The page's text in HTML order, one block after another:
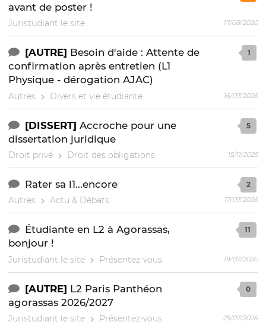
avant de poster !
Juristudiant le site 17/08/2020
[AUTRE] Besoin d'aide : Attente de
confirmation après entretien (L1
Physique - dérogation AJAC)
Autres Divers et vie étudiante
1
16/07/2026
[DISSERT] Accroche pour une
dissertation juridique
Droit privé Droit des obligations
5
15/11/2025
Rater sa l1...encore
Autres Actu & Débats
2
17/07/2026
Étudiante en L2 à Agorassas,
bonjour !
Juristudiant le site Présentez-vous
11
19/07/2020
[AUTRE] L2 Paris Panthéon
agorassas 2026/2027
Juristudiant le site Présentez-vous
0
25/07/2026